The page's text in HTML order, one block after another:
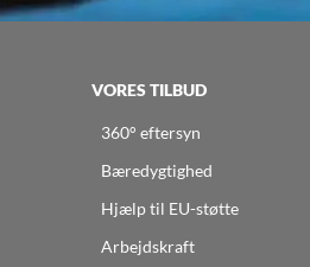
VORES TILBUD
360° eftersyn
Bæredygtighed
Hjælp til EU-støtte
Arbejdskraft